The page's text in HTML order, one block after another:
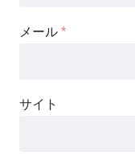
メール *
サイト